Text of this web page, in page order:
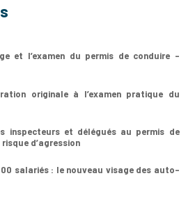
et l’examen du permis de conduire –
originale à l’examen pratique du
inspecteurs et délégués au permis de
d’agression
salariés : le nouveau visage des auto-